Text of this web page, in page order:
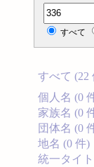
分類記号
すべて
すべて (22
個人名 (0
家族名 (0
団体名 (0
地名 (0 件)
統一タイ